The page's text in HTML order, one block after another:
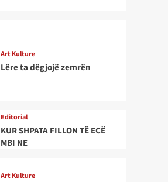
Art Kulture
Lëre ta dëgjojë zemrën
Editorial
KUR SHPATA FILLON TË ECË
MBI NE
Art Kulture